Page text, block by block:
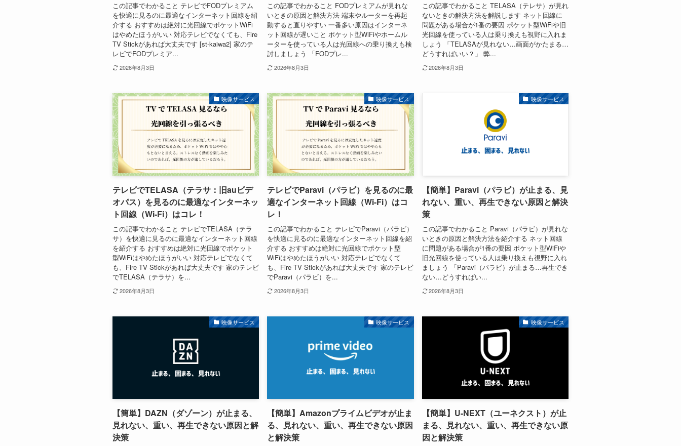
この記事でわかること テレビでFODプレミアム
を快適に見るのに最適なインターネット回線を紹
介する おすすめは絶対に光回線でポケットWiFi
はやめたほうがいい 対応テレビでなくても、Fire
TV Stickがあれば大丈夫です [st-kaiwa2] 家のテ
レビでFODプレミア...
2026年8月3日
この記事でわかること FODプレミアムが見れな
いときの原因と解決方法 端末やルーターを再起
動すると直りやすい 一番多い原因はインターネ
ット回線が遅いこと ポケット型WiFiやホームル
ーターを使っている人は光回線への乗り換えも検
討しましょう 「FODプレ...
2026年8月3日
この記事でわかること TELASA（テレサ）が見れ
ないときの解決方法を解説します ネット回線に
問題がある場合が1番の要因 ポケット型WiFiや旧
光回線を使っている人は乗り換えも視野に入れま
しょう 「TELASAが見れない…画面がかたまる…
どうすればいい？」 弊...
2026年8月3日
映像サービス
テレビでTELASA（テラサ：旧auビデ
オパス）を見るのに最適なインターネッ
ト回線（Wi-Fi）はコレ！
この記事でわかること テレビでTELASA（テラ
サ）を快適に見るのに最適なインターネット回線
を紹介する おすすめは絶対に光回線でポケット
型WiFiはやめたほうがいい 対応テレビでなくて
も、Fire TV Stickがあれば大丈夫です 家のテレビ
でTELASA（テラサ）を...
2026年8月3日
映像サービス
テレビでParavi（パラビ）を見るのに最
適なインターネット回線（Wi-Fi）はコ
レ！
この記事でわかること テレビでParavi（パラビ）
を快適に見るのに最適なインターネット回線を紹
介する おすすめは絶対に光回線でポケット型
WiFiはやめたほうがいい 対応テレビでなくて
も、Fire TV Stickがあれば大丈夫です 家のテレビ
でParavi（パラビ）を...
2026年8月3日
映像サービス
【簡単】Paravi（パラビ）が止まる、見
れない、重い、再生できない原因と解決
策
この記事でわかること Paravi（パラビ）が見れな
いときの原因と解決方法を紹介する ネット回線
に問題がある場合が1番の要因 ポケット型WiFiや
旧光回線を使っている人は乗り換えも視野に入れ
ましょう 「Paravi（パラビ）が止まる…再生でき
ない…どうすればい...
2026年8月3日
映像サービス
【簡単】DAZN（ダゾーン）が止まる、
見れない、重い、再生できない原因と解
決策
映像サービス
【簡単】Amazonプライムビデオが止ま
る、見れない、重い、再生できない原因
と解決策
映像サービス
【簡単】U-NEXT（ユーネクスト）が止
まる、見れない、重い、再生できない原
因と解決策